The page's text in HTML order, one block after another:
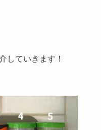
していきます！